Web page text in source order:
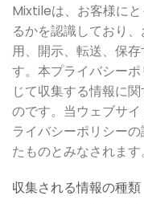
Mixtileは、お客様に
るかを認識しており
用、開示、転送、保
す。本プライバシー
じて収集する情報に
のです。当ウェブサ
ライバシーポリシー
たものとみなされます。
収集される情報の種類